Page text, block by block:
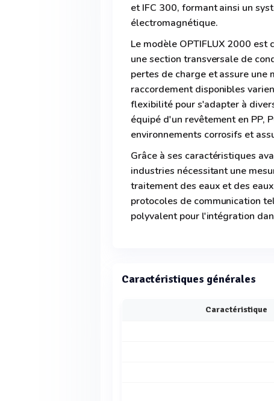
et IFC 300, formant ainsi un
électromagnétique.
Le modèle OPTIFLUX 2000 est
une section transversale de
pertes de charge et assure une
raccordement disponibles
flexibilité pour s'adapter à
équipé d'un revêtement en PP,
environnements corrosifs et
Grâce à ses caractéristiques
industries nécessitant une
traitement des eaux et des
protocoles de communication
polyvalent pour l'intégration
Caractéristiques générales
Caractéristique